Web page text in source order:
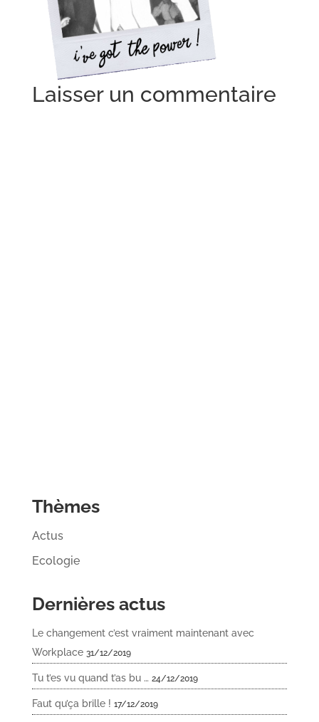
Laisser un commentaire
Thèmes
Actus
Ecologie
Dernières actus
Le changement c’est vraiment maintenant avec
Workplace 31/12/2019
Tu t’es vu quand t’as bu … 24/12/2019
Faut qu’ça brille ! 17/12/2019